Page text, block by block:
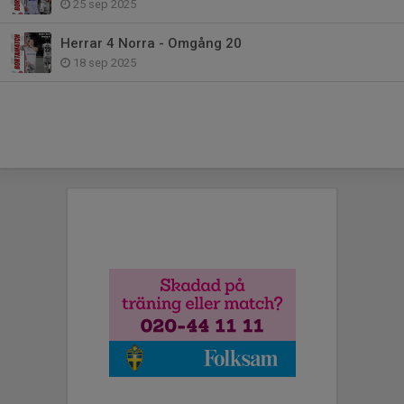
25 sep 2025
Herrar 4 Norra - Omgång 20
18 sep 2025